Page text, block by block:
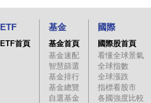
ETF
ETF首頁
基金
基金首頁
基金速配
智慧篩選
基金排行
基金總覽
自選基金
國際
國際股首頁
看懂全球景氣
全球指數
全球漲跌
指標看股市
各國強度比較